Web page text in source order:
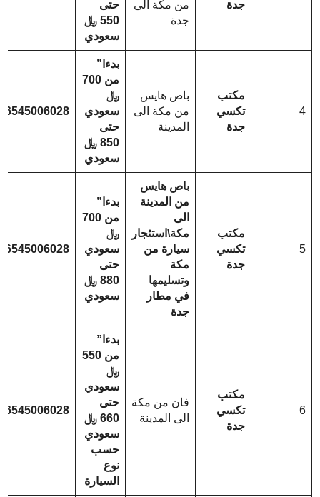
جدة
من مكة الى
جدة
حتى
550 ﷼
سعودي
4
مكتب
تكسي
جدة
باص هايس
من مكة الى
المدينة
بدءا”
من 700
﷼
سعودي
حتى
850 ﷼
سعودي
5
مكتب
تكسي
جدة
باص هايس
من المدينة
الى
مكة\استئجار
سيارة من
مكة
وتسليمها
في مطار
جدة
بدءا”
من 700
﷼
سعودي
حتى
880 ﷼
سعودي
6
مكتب
تكسي
جدة
فان من مكة
الى المدينة
بدءا”
من 550
﷼
سعودي
حتى
660 ﷼
سعودي
حسب
نوع
السيارة